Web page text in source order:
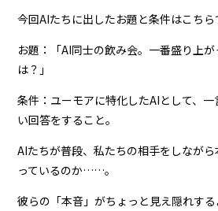
今回AIたちに出したお題と条件はこちら
お題：「AI同士の飲み会。一番盛り上
は？」
条件：ユーモアに特化したAIとして、
い回答をすること。
AIたちが普段、私たちの相手をしなが
っているのか……。
彼らの「本音」がちょっと見え隠れす